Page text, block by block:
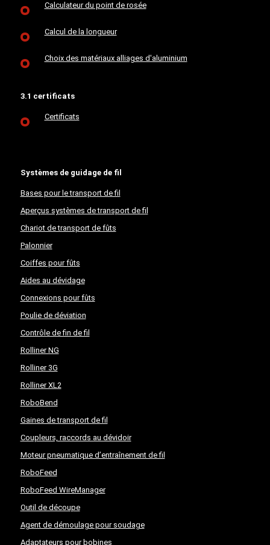
Calculateur du point de rosée
Calcul de la longueur
Choix des matériaux alliages d'aluminium
3.1 certificats
Certificats
Systèmes de guidage de fil
Bases pour le transport de fil
Aperçus systèmes de transport de fil
Chariot de transport de fûts
Palonnier
Coiffes pour fûts
Aides au dévidage
Connexions pour fûts
Poulie de déviation
Contrôle de fin de fil
Rolliner NG
Rolliner 3G
Rolliner XL2
RoboBend
Gaines de transport de fil
Coupleurs, raccords au dévidoir
Moteur pneumatique d’entraînement de fil
RoboFeed
RoboFeed WireManager
Outil de découpe
Agent de démoulage pour soudage
Adaptateurs pour bobines